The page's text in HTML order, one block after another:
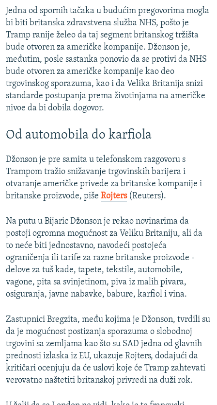
Jedna od spornih tačaka u budućim pregovorima mogla
bi biti britanska zdravstvena služba NHS, pošto je
Tramp ranije želeo da taj segment britanskog tržišta
bude otvoren za američke kompanije. Džonson je,
međutim, posle sastanka ponovio da se protivi da NHS
bude otvoren za američke kompanije kao deo
trgovinskog sporazuma, kao i da Velika Britanija snizi
standarde postupanja prema životinjama na američke
nivoe da bi dobila dogovor.
Od automobila do karfiola
Džonson je pre samita u telefonskom razgovoru s
Trampom tražio snižavanje trgovinskih barijera i
otvaranje američke privede za britanske kompanije i
britanske proizvode, piše Rojters(Reuters).
Na putu u Bijaric Džonson je rekao novinarima da
postoji ogromna mogućnost za Veliku Britaniju, ali da
to neće biti jednostavno, navodeći postojeća
ograničenja ili tarife za razne britanske proizvode -
delove za tuš kade, tapete, tekstile, automobile,
vagone, pita sa svinjetinom, piva iz malih pivara,
osiguranja, javne nabavke, babure, karfiol i vina.
Zastupnici Bregzita, među kojima je Džonson, tvrdili su
da je mogućnost postizanja sporazuma o slobodnoj
trgovini sa zemljama kao što su SAD jedna od glavnih
prednosti izlaska iz EU, ukazuje Rojters, dodajući da
kritičari ocenjuju da će uslovi koje će Tramp zahtevati
verovatno naštetiti britanskoj privredi na duži rok.